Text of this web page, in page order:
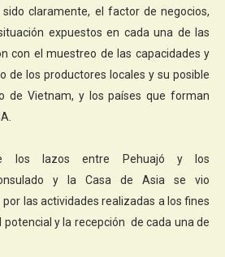
claramente, el factor de negocios,
expuestos en cada una de las
con el muestreo de las capacidades y
de los productores locales y su posible
de Vietnam, y los países que forman
los lazos entre Pehuajó y los
y la Casa de Asia se vio
las actividades realizadas a los fines
y la recepción de cada una de